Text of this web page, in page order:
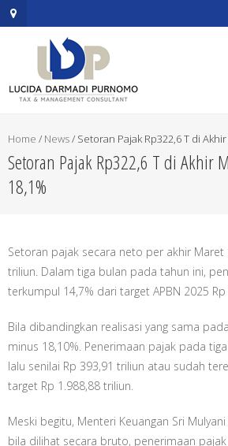
.mapouter{position:relative;text-
Home / News/ Setoran Pajak Rp322,6 T di
Setoran Pajak Rp322,6 T di Akhir
18,1%
Setoran pajak secara neto per akhir Maret
triliun. Dalam tiga bulan pada tahun ini,
terkumpul 14,7% dari target APBN 2025
Bila dibandingkan realisasi yang sama
minus 18,10%. Penerimaan pajak pada
lalu senilai Rp 393,91 triliun atau sudah
target Rp 1.988,88 triliun.
Meski begitu, Menteri Keuangan Sri
bila dilihat secara bruto, penerimaan pajak